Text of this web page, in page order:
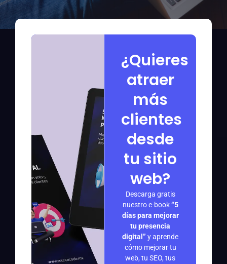
¿Quieres
atraer
más
clientes
desde
tu sitio
web?
Descarga gratis
nuestro e-book“5
días para mejorar
tu presencia
digital” y aprende
cómo mejorar tu
web, tu SEO, tus